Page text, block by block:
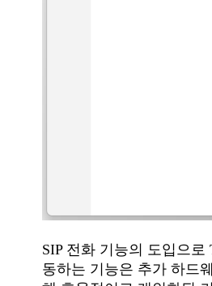
SIP 전화 기능의 도입으
동하는 기능은 추가 하드